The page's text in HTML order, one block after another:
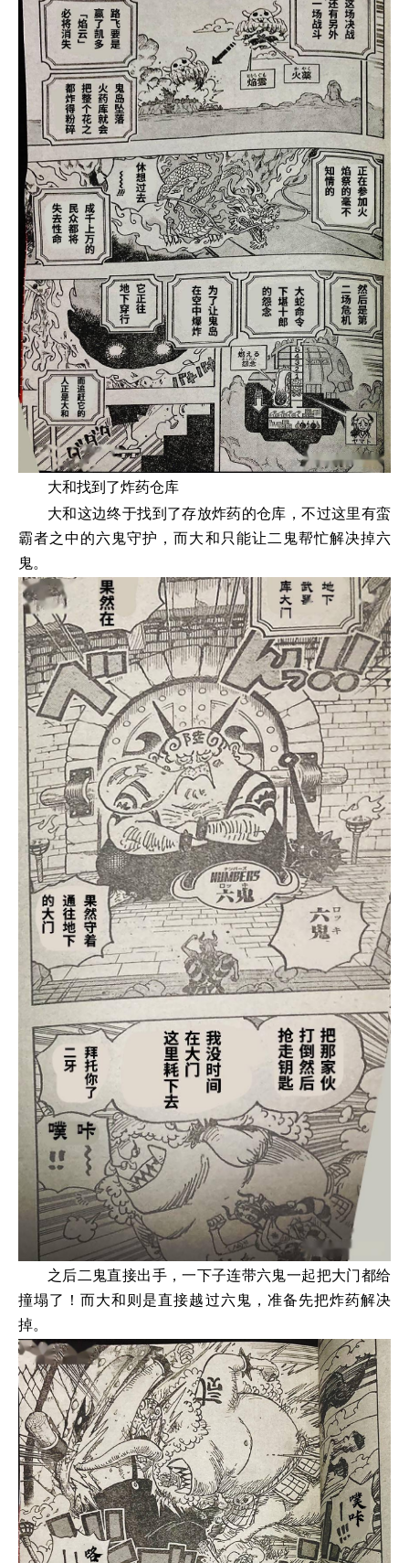
大和找到了炸药仓库
大和这边终于找到了存放炸药的仓库，不过这里有蛮
霸者之中的六鬼守护，而大和只能让二鬼帮忙解决掉六
鬼。
之后二鬼直接出手，一下子连带六鬼一起把大门都给
撞塌了！而大和则是直接越过六鬼，准备先把炸药解决
掉。